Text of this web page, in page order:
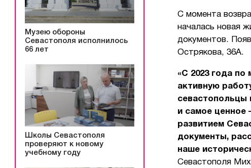
Музею обороны
Севастополя исполнилось
66 лет
Школы Севастополя
проверяют к новому
учебному году
С момента
началась новая
документов.
Острякова, 36А.
«С 2023 года
активную
севастопольцы
и самое ценное
развитием
документы,
наше
Севастополя